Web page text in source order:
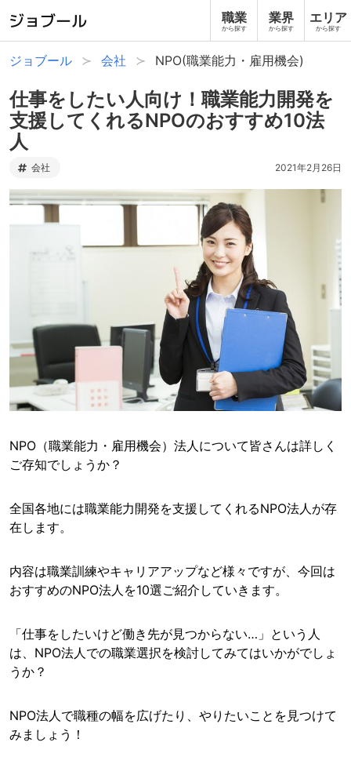
職業
から探す
業界
から探す
エリア
から探す
ジョブール 会社 NPO(職業能力・雇用機会)
仕事をしたい人向け！職業能力開発を
支援してくれるNPOのおすすめ10法
人
会社 2021年2月26日
NPO（職業能力・雇用機会）法人について皆さんは詳しく
ご存知でしょうか？
全国各地には職業能力開発を支援してくれるNPO法人が存
在します。
内容は職業訓練やキャリアアップなど様々ですが、今回は
おすすめのNPO法人を10選ご紹介していきます。
「仕事をしたいけど働き先が見つからない…」という人
は、NPO法人での職業選択を検討してみてはいかがでしょ
うか？
NPO法人で職種の幅を広げたり、やりたいことを見つけて
みましょう！